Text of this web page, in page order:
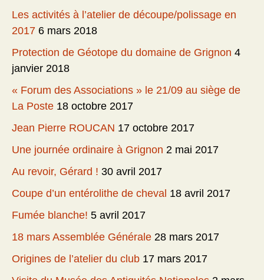
Les activités à l’atelier de découpe/polissage en
2017 6 mars 2018
Protection de Géotope du domaine de Grignon 4
janvier 2018
« Forum des Associations » le 21/09 au siège de
La Poste 18 octobre 2017
Jean Pierre ROUCAN 17 octobre 2017
Une journée ordinaire à Grignon 2 mai 2017
Au revoir, Gérard ! 30 avril 2017
Coupe d’un entérolithe de cheval 18 avril 2017
Fumée blanche! 5 avril 2017
18 mars Assemblée Générale 28 mars 2017
Origines de l’atelier du club 17 mars 2017